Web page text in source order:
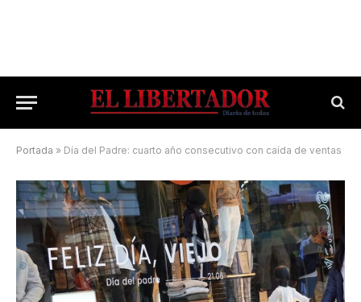
Portada » Día del Padre: cuarto año consecutivo con caída de ventas